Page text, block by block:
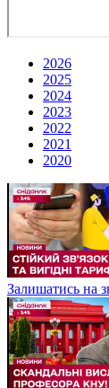
2026
2025
2024
2023
2022
2021
2020
Залишатись на